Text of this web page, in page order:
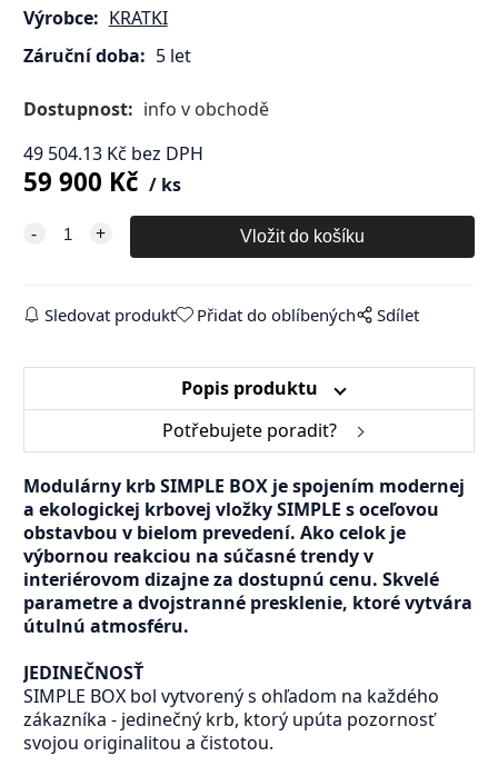
Výrobce: KRATKI
Záruční doba: 5 let
Dostupnost: info v obchodě
49 504.13Kč bez DPH
59 900 Kč ks
Sledovat produkt Přidat do oblíbených Sdílet
Popis produktu
Potřebujete poradit?
Modulárny krb SIMPLE BOX je spojením modernej
a ekologickej krbovej vložky SIMPLE s oceľovou
obstavbou v bielom prevedení. Ako celok je
výbornou reakciou na súčasné trendy v
interiérovom dizajne za dostupnú cenu. Skvelé
parametre a dvojstranné presklenie, ktoré vytvára
útulnú atmosféru.
JEDINEČNOSŤ
SIMPLE BOX bol vytvorený s ohľadom na každého
zákazníka - jedinečný krb, ktorý upúta pozornosť
svojou originalitou a čistotou.